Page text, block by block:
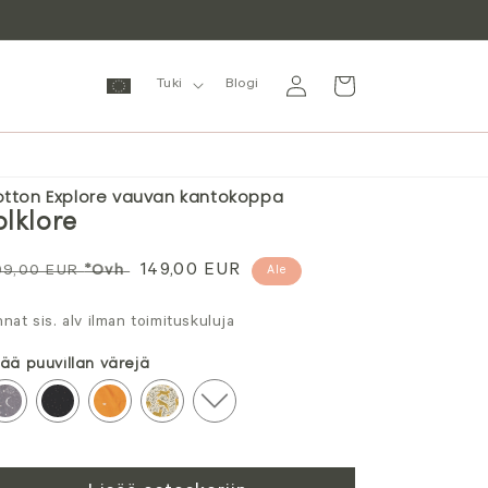
Tuki Blogi
sisään
Ostoskori
Explore vauvan kantokoppa
EUR*Ovh Alennushinta
149,00 EUR Ale
sis. alv ilman toimituskuluja
puuvillan värejä